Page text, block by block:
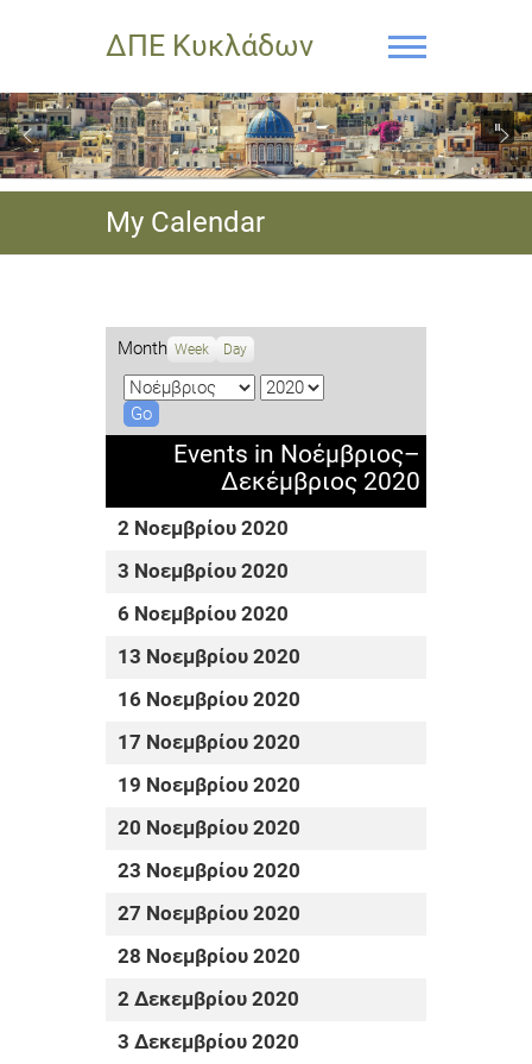
ΔΠΕ Κυκλάδων
My Calendar
Month Week Day
M
o
n
Y
a
r
Events in Νοέμβριος–
Δεκέμβριος 2020
2 Νοεμβρίου 2020
3 Νοεμβρίου 2020
6 Νοεμβρίου 2020
13 Νοεμβρίου 2020
16 Νοεμβρίου 2020
17 Νοεμβρίου 2020
19 Νοεμβρίου 2020
20 Νοεμβρίου 2020
23 Νοεμβρίου 2020
27 Νοεμβρίου 2020
28 Νοεμβρίου 2020
2 Δεκεμβρίου 2020
3 Δεκεμβρίου 2020